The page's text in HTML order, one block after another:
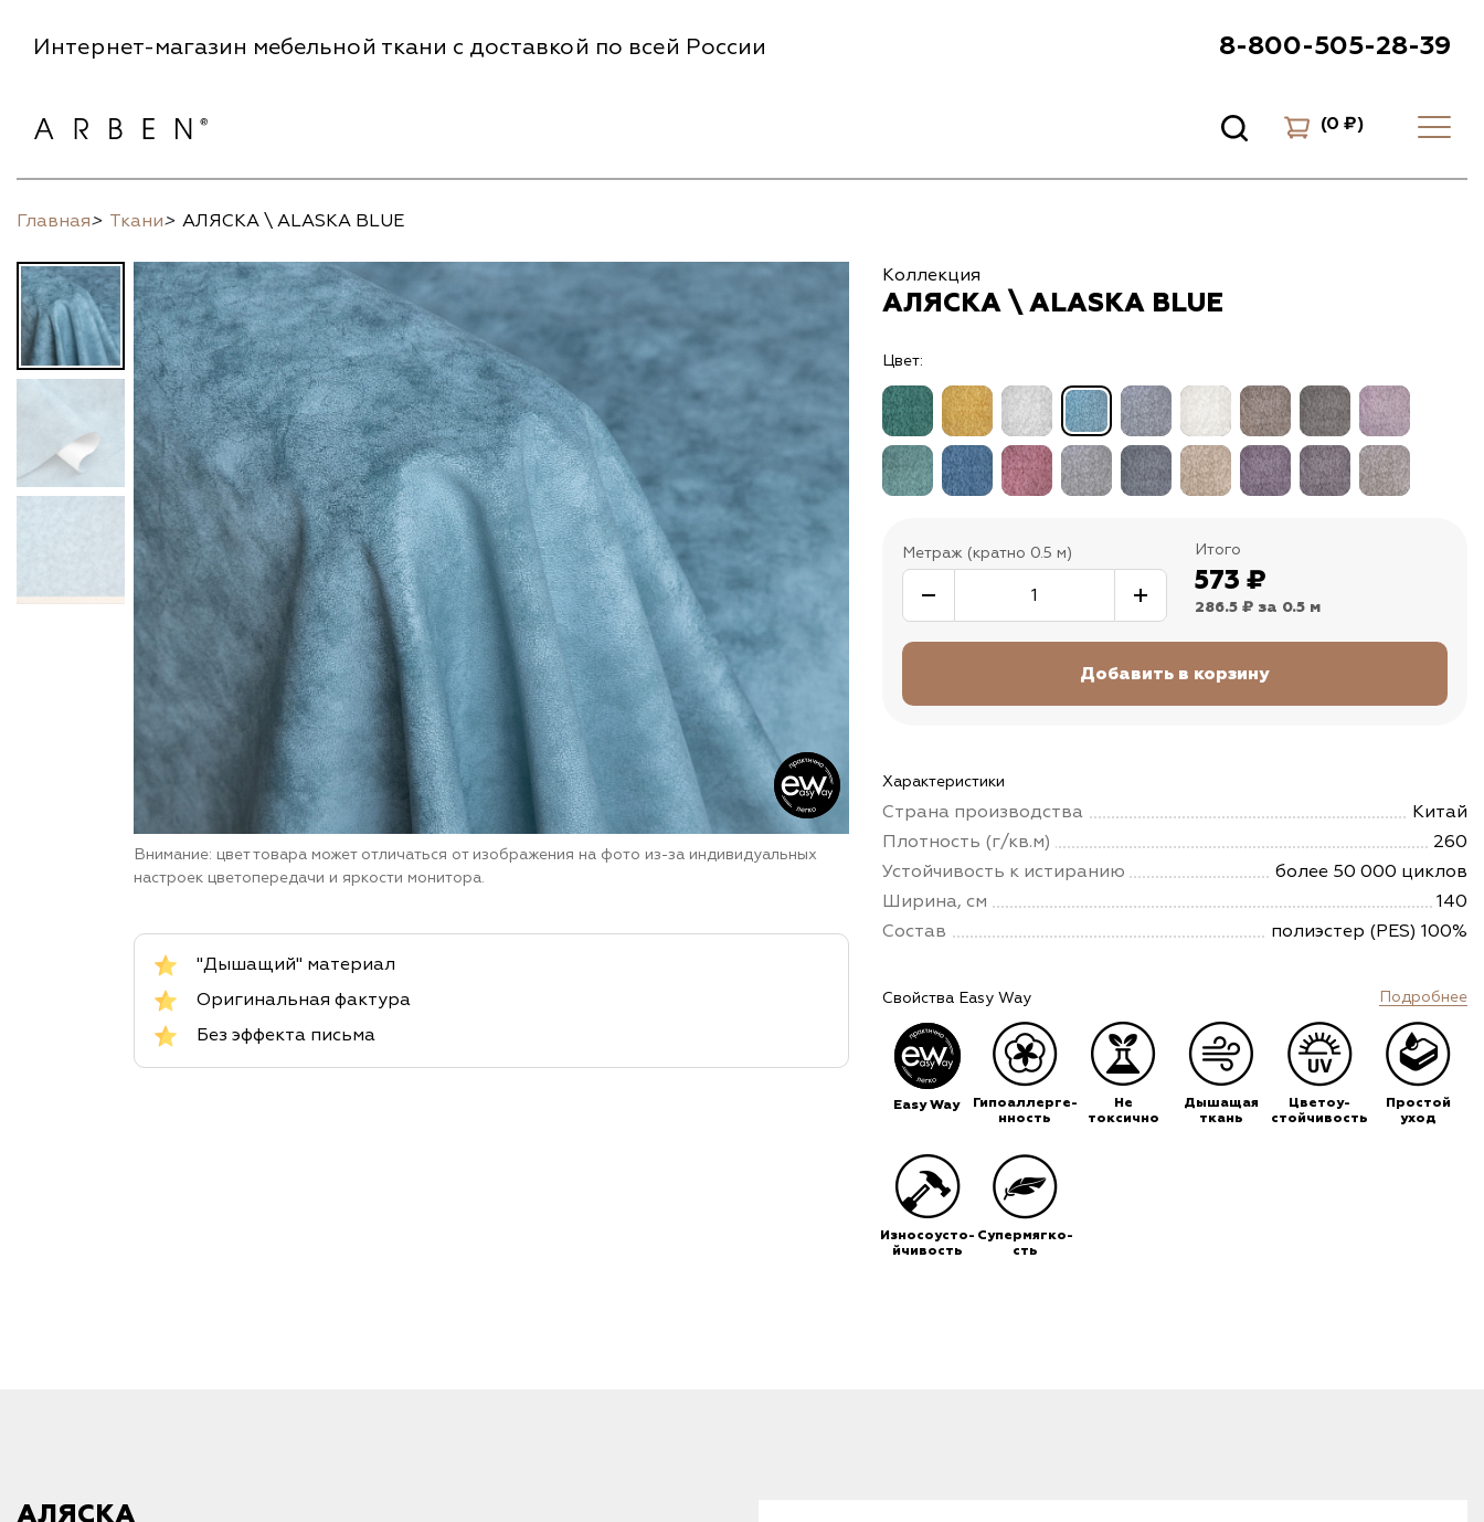
Интернет-магазин мебельной ткани с доставкой по всей России 8-800-505-28-39
(0 ₽)
Главная> Ткани> АЛЯСКА \ ALASKA BLUE
Внимание: цвет товара может отличаться от изображения на фото из-за индивидуальных
настроек цветопередачи и яркости монитора.
"Дышащий" материал
Оригинальная фактура
Без эффекта письма
Коллекция
АЛЯСКА \ ALASKA BLUE
Цвет:
Метраж (кратно 0.5 м) Итого
573 ₽
286.5 ₽ за 0.5 м
Характеристики
Страна производства
Китай
Плотность (г/кв.м)
260
Устойчивость к истиранию
более 50 000 циклов
Ширина, см
140
Состав
полиэстер (PES) 100%
Свойства Easy Way Подробнее
Easy Way
Гипоаллерге-
нность
Не
токсично
Дышащая
ткань
Цветоу-
стойчивость
Простой
уход
Износоусто-
йчивость
Супермягко-
сть
АЛЯСКА